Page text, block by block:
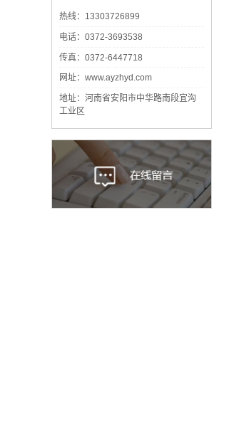
热线：13303726899
电话：0372-3693538
传真：0372-6447718
网址：www.ayzhyd.com
地址：河南省安阳市中华路南段宜沟
工业区